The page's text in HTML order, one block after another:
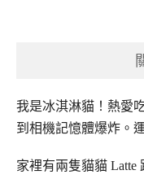
我是冰淇淋貓！ 熱愛
到相機記憶體爆炸。
家裡有兩隻貓貓 Latte